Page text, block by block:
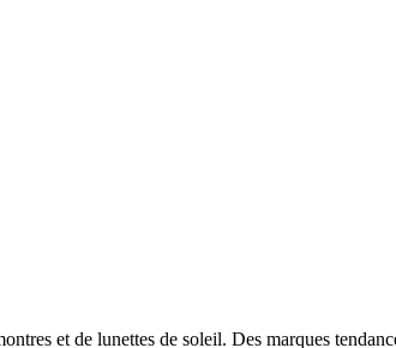
et de lunettes de soleil. Des marques